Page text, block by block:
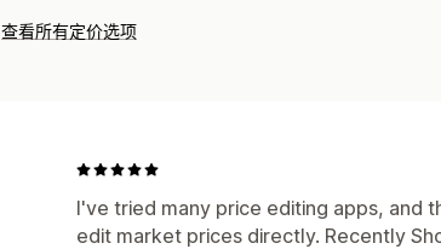
查看所有定价选项
I've tried many price editing apps, and
edit market prices directly. Recently